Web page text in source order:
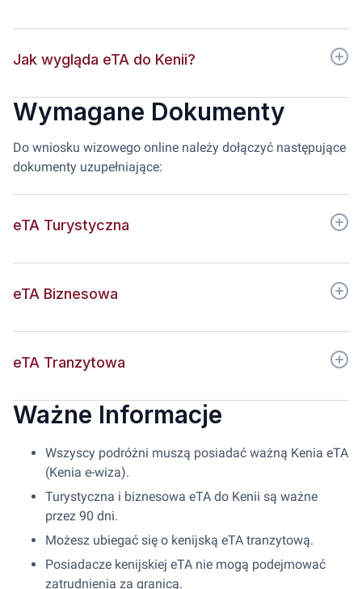
Jak wygląda eTA do Kenii?
Wymagane Dokumenty
Do wniosku wizowego online należy dołączyć następujące
dokumenty uzupełniające:
eTA Turystyczna
eTA Biznesowa
eTA Tranzytowa
Ważne Informacje
Wszyscy podróżni muszą posiadać ważną Kenia eTA
(Kenia e-wiza).
Turystyczna i biznesowa eTA do Kenii są ważne
przez 90 dni.
Możesz ubiegać się o kenijską eTA tranzytową.
Posiadacze kenijskiej eTA nie mogą podejmować
zatrudnienia za granicą.